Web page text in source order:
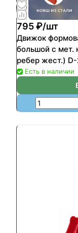
795 ₽/шт
Движок
большой с мет.
ребер жест.)
Есть в наличии